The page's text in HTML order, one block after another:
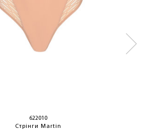
622010
Стрінги Martin